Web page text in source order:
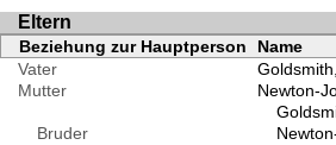
Eltern
Beziehung zur Hauptperson Name
Vater
Mutter
Newton-
Bruder